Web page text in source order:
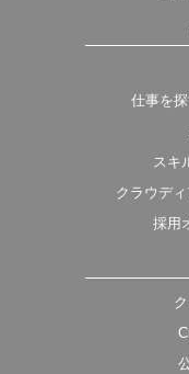
仕事を
スキ
クラウデ
採用